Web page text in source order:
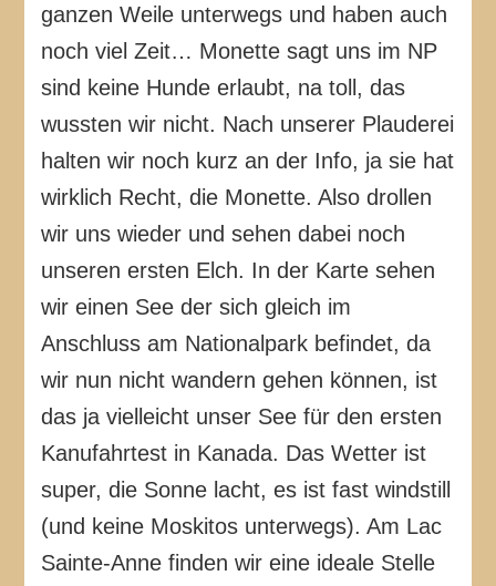
ganzen Weile unterwegs und haben auch
noch viel Zeit… Monette sagt uns im NP
sind keine Hunde erlaubt, na toll, das
wussten wir nicht. Nach unserer Plauderei
halten wir noch kurz an der Info, ja sie hat
wirklich Recht, die Monette. Also drollen
wir uns wieder und sehen dabei noch
unseren ersten Elch. In der Karte sehen
wir einen See der sich gleich im
Anschluss am Nationalpark befindet, da
wir nun nicht wandern gehen können, ist
das ja vielleicht unser See für den ersten
Kanufahrtest in Kanada. Das Wetter ist
super, die Sonne lacht, es ist fast windstill
(und keine Moskitos unterwegs). Am Lac
Sainte-Anne finden wir eine ideale Stelle